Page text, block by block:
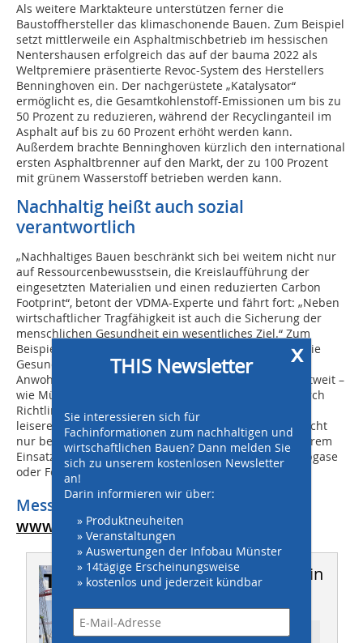
Als weitere Marktakteure unterstützen ferner die
Baustoffhersteller das klimaschonende Bauen. Zum Beispiel
setzt mittlerweile ein Asphaltmischbetrieb im hessischen
Nentershausen erfolgreich das auf der bauma 2022 als
Weltpremiere präsentierte Revoc-System des Herstellers
Benninghoven ein. Der nachgerüstete „Katalysator“
ermöglicht es, die Gesamtkohlenstoff-Emissionen um bis zu
50 Prozent zu reduzieren, während der Recyclinganteil im
Asphalt auf bis zu 60 Prozent erhöht werden kann.
Außerdem brachte Benninghoven kürzlich den international
ersten Asphaltbrenner auf den Markt, der zu 100 Prozent
mit grünem Wasserstoff betrieben werden kann.
Nachhaltig heißt auch sozial
verantwortlich
„Nachhaltiges Bauen beschränkt sich bei weitem nicht nur
auf Ressourcenbewusstsein, die Kreislaufführung der
eingesetzten Materialien und einen reduzierten Carbon
Footprint“, betont der VDMA-Experte und fährt fort: „Neben
wirtschaftlicher Tragfähigkeit ist auch die Sicherung der
menschlichen Gesundheit ein wesentliches Ziel.“ Zum
Beispiel schont die Reduzierung von Baustellenlärm die
Gesundheit sowohl der Arbeitskräfte, als auch der
Anwohnerinnen und Anwohner. Viele Kommunen weltweit –
wie München, London, Paris oder Zürich – kurbeln durch
Richtlinien, Vorschriften und Förderungen den Einsatz
leiserer Baumaschinen an. E-Maschinen sind dabei nicht
nur besonders geräuscharm, sondern emittieren in ihrem
Einsatzbereich auch keine gesundheitsschädlichen Abgase
oder Feinstäube.
Messe München GmbH
www.messe-muenchen.de
Dieser Artikel erschien in
THIS 03/2025
Ressort: SPECIAL
x
THIS Newsletter
Sie interessieren sich für
Fachinformationen zum nachhaltigen und
wirtschaftlichen Bauen? Dann melden Sie
sich zu unserem kostenlosen Newsletter
an!
Darin informieren wir über:
» Produktneuheiten
» Veranstaltungen
» Auswertungen der Infobau Münster
» 14tägige Erscheinungsweise
» kostenlos und jederzeit kündbar